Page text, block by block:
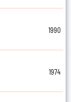
1990
1974